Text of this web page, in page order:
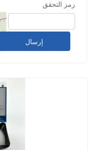
رمز التحقق
إرسال